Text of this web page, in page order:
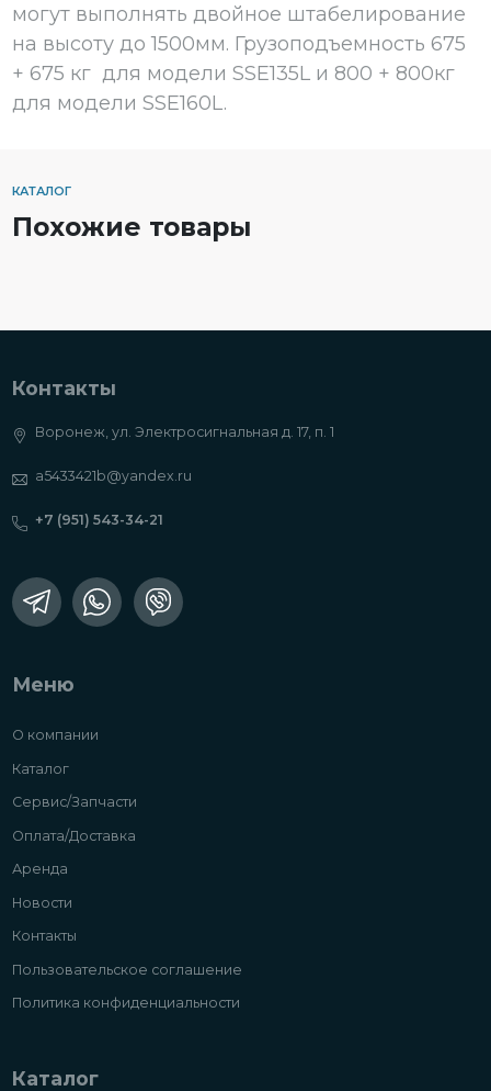
могут выполнять двойное штабелирование
на высоту до 1500мм. Грузоподъемность 675
+ 675 кг для модели SSE135L и 800 + 800кг
для модели SSE160L.
КАТАЛОГ
Похожие товары
Контакты
Воронеж, ул. Электросигнальная д. 17, п. 1
a5433421b@yandex.ru
+7 (951) 543-34-21
Меню
О компании
Каталог
Сервис/Запчасти
Оплата/Доставка
Аренда
Новости
Контакты
Пользовательское соглашение
Политика конфиденциальности
Каталог